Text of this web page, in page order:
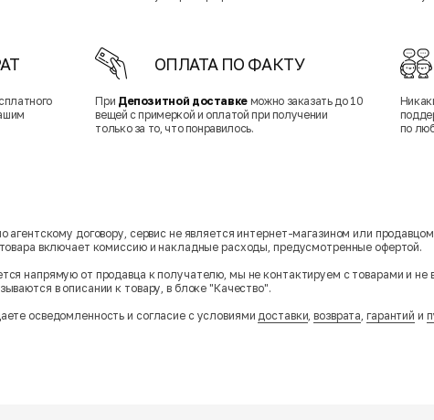
ОПЛАТА ПО ФАКТУ
При Депозитной доставке можно заказать до 10
вещей с примеркой и оплатой при получении
только за то, что понравилось.
по
агентскому договору, сервис не является интернет-магазином или
включает комиссию и накладные расходы, предусмотренные офертой.
напрямую от продавца к получателю, мы не контактируем с товарами и
в описании к товару, в блоке "Качество".
осведомленность и согласие с условиямидоставки,возврата, гарантий и